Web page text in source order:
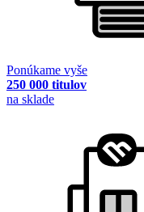
Ponúkame vyše
250 000 titulov
na sklade